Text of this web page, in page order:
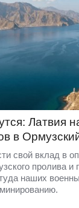
Латвия
в
свой вклад в
пролива и
наших